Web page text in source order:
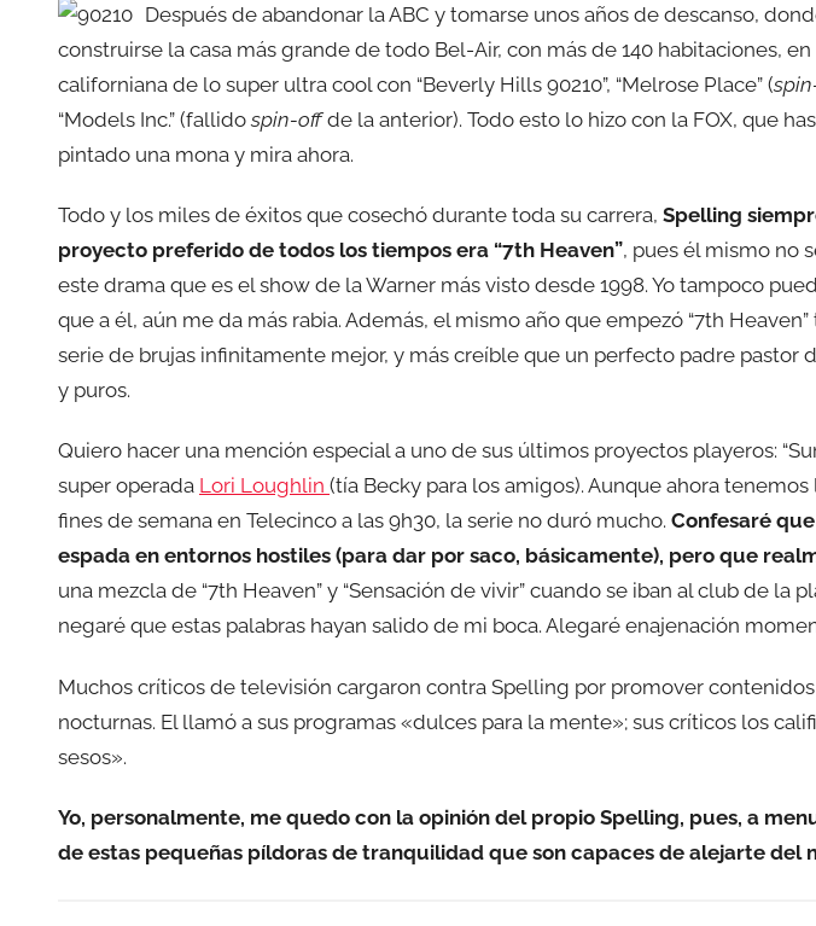
Después de abandonar la ABC y tomarse unos años de descanso,
construirse la casa más grande de todo Bel-Air, con más de 140 habitaciones, en
californiana de lo super ultra cool con “Beverly Hills 90210”, “Melrose Place” (
“Models Inc.” (fallidospin-offde la anterior). Todo esto lo hizo con la FOX, que
pintado una mona y mira ahora.
Todo y los miles de éxitos que cosechó durante toda su carrera, Spelling
proyecto preferido de todos los tiempos era “7th Heaven”, pues él mismo no
este drama que es el show de la Warner más visto desde 1998. Yo tampoco
que a él, aún me da más rabia. Además, el mismo año que empezó “7th Heaven”
serie de brujas infinitamente mejor, y más creíble que un perfecto padre pastor
y puros.
Quiero hacer una mención especial a uno de sus últimos proyectos playeros:
super operada Lori Loughlin (tía Becky para los amigos). Aunque ahora
fines de semana en Telecinco a las 9h30, la serie no duró mucho. Confesaré
espada en entornos hostiles (para dar por saco, básicamente), pero que
una mezcla de “7th Heaven” y “Sensación de vivir” cuando se iban al club de la
negaré que estas palabras hayan salido de mi boca. Alegaré enajenación
Muchos críticos de televisión cargaron contra Spelling por promover
nocturnas. El llamó a sus programas «dulces para la mente»; sus críticos los
sesos».
Yo, personalmente, me quedo con la opinión del propio Spelling, pues, a
de estas pequeñas píldoras de tranquilidad que son capaces de alejarte del